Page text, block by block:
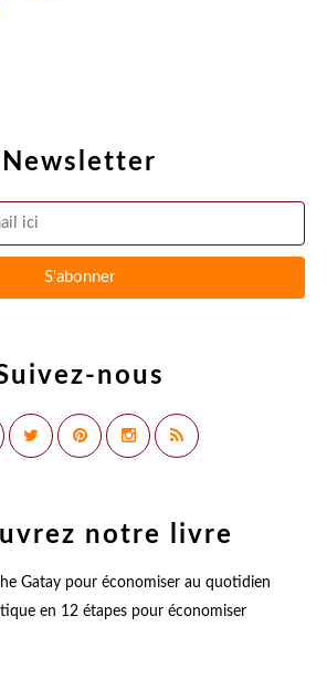
Newsletter
nous
notre livre
en 12 étapes pour économiser